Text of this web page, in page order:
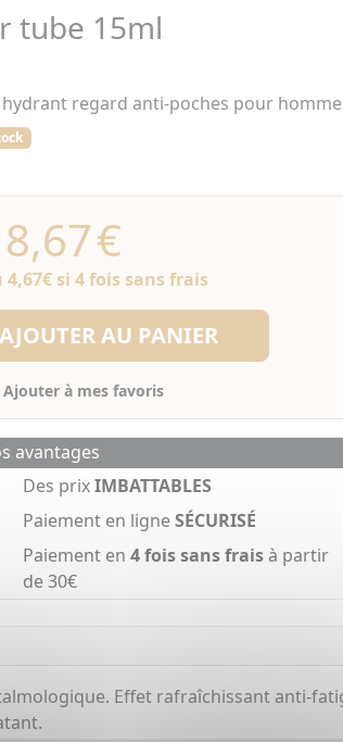
tube 15ml
hydrant regard anti-poches pour
€
4,67€si 4 fois sans frais
AJOUTER AU PANIER
Ajouter à mes favoris
avantages
Des prixIMBATTABLES
Paiement en ligneSÉCURISÉ
Paiement en 4 fois sans fraisà partir
de 30€
Effet rafraîchissant anti-